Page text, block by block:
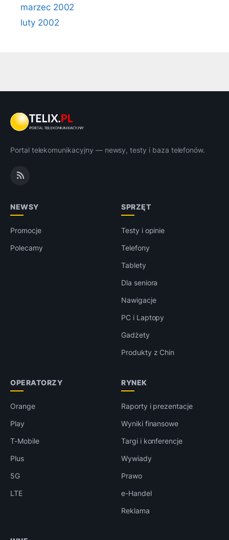
marzec 2002
luty 2002
Portal telekomunikacyjny — newsy, testy i baza telefonów.
NEWSY
Promocje
Polecamy
SPRZĘT
Testy i opinie
Telefony
Tablety
Dla seniora
Nawigacje
PC i Laptopy
Gadżety
Produkty z Chin
OPERATORZY
Orange
Play
T-Mobile
Plus
5G
LTE
RYNEK
Raporty i prezentacje
Wyniki finansowe
Targi i konferencje
Wywiady
Prawo
e-Handel
Reklama